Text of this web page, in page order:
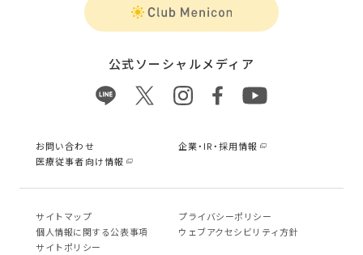
公式ソーシャルメディア
お問い合わせ
企業・IR・採用情報
医療従事者向け情報
サイトマップ
プライバシーポリシー
個⼈情報に関する公表事項
ウェブアクセシビリティ方針
サイトポリシー